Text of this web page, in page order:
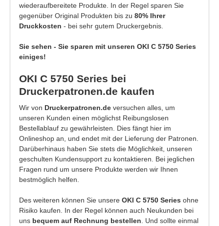
wiederaufbereitete Produkte. In der Regel sparen Sie
gegenüber Original Produkten bis zu 80% Ihrer
Druckkosten - bei sehr gutem Druckergebnis.
Sie sehen - Sie sparen mit unseren OKI C 5750 Series
einiges!
OKI C 5750 Series bei
Druckerpatronen.de kaufen
Wir von Druckerpatronen.de versuchen alles, um
unseren Kunden einen möglichst Reibungslosen
Bestellablauf zu gewährleisten. Dies fängt hier im
Onlineshop an, und endet mit der Lieferung der Patronen.
Darüberhinaus haben Sie stets die Möglichkeit, unseren
geschulten Kundensupport zu kontaktieren. Bei jeglichen
Fragen rund um unsere Produkte werden wir Ihnen
bestmöglich helfen.
Des weiteren können Sie unsere OKI C 5750 Series ohne
Risiko kaufen. In der Regel können auch Neukunden bei
uns bequem auf Rechnung bestellen . Und sollte einmal